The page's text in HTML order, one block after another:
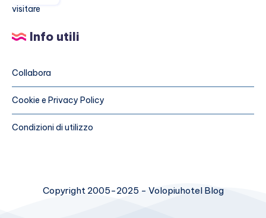
Dublino
visitareInfo utili
Collabora
Cookie e Privacy Policy
Condizioni di utilizzo
Copyright 2005-2025 - Volopiuhotel Blog